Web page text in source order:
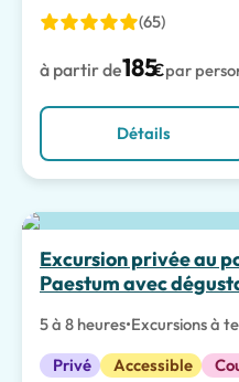
(65)
à partir de185€par
Détails
Meilleur choix
Excursion privée au
Paestum avec
5 à 8 heures•Excursions à
Privé
Accessible